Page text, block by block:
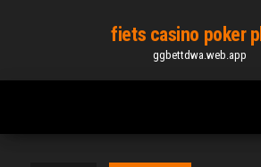
content
fiets casino poker
ggbettdwa.web.app